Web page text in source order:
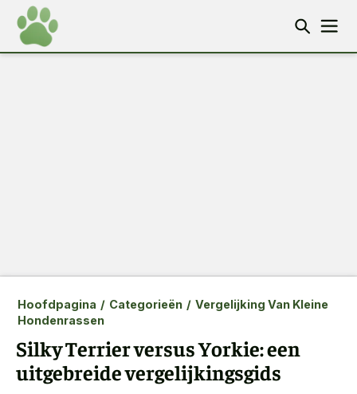
Hoofdpagina / Categorieën / Vergelijking Van Kleine
Hondenrassen
Silky Terrier versus Yorkie: een
uitgebreide vergelijkingsgids